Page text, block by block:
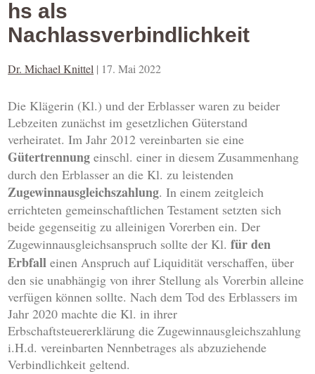
hs als
Nachlassverbindlichkeit
Dr. Michael Knittel | 17. Mai 2022
Die Klägerin (Kl.) und der Erblasser waren zu beider
Lebzeiten zunächst im gesetzlichen Güterstand
verheiratet. Im Jahr 2012 vereinbarten sie eine
Gütertrennung einschl. einer in diesem Zusammenhang
durch den Erblasser an die Kl. zu leistenden
Zugewinnausgleichszahlung. In einem zeitgleich
errichteten gemeinschaftlichen Testament setzten sich
beide gegenseitig zu alleinigen Vorerben ein. Der
Zugewinnausgleichsanspruch sollte der Kl.für den
Erbfall einen Anspruch auf Liquidität verschaffen, über
den sie unabhängig von ihrer Stellung als Vorerbin alleine
verfügen können sollte. Nach dem Tod des Erblassers im
Jahr 2020 machte die Kl. in ihrer
Erbschaftsteuererklärung die Zugewinnausgleichszahlung
i.H.d. vereinbarten Nennbetrages als abzuziehende
Verbindlichkeit geltend.